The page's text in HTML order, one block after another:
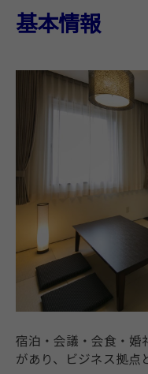
基本情報
宿泊・会議・会食・婚
があり、ビジネス拠点